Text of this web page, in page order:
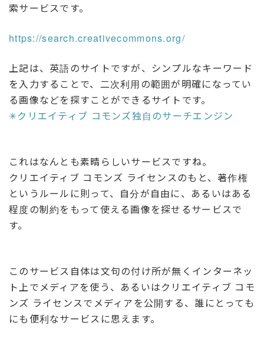
索サービスです。
https://search.creativecommons.org/
上記は、英語のサイトですが、シンプルなキーワード
を入力することで、二次利用の範囲が明確になってい
る画像などを探すことができるサイトです。
✳︎クリエイティブ コモンズ独自のサーチエンジン
これはなんとも素晴らしいサービスですね。
クリエイティブ コモンズ ライセンスのもと、著作権
というルールに則って、自分が自由に、あるいはある
程度の制約をもって使える画像を探せるサービスで
す。
このサービス自体は文句の付け所が無くインターネッ
ト上でメディアを使う、あるいはクリエイティブ コモ
ンズ ライセンスでメディアを公開する、誰にとっても
にも便利なサービスに思えます。